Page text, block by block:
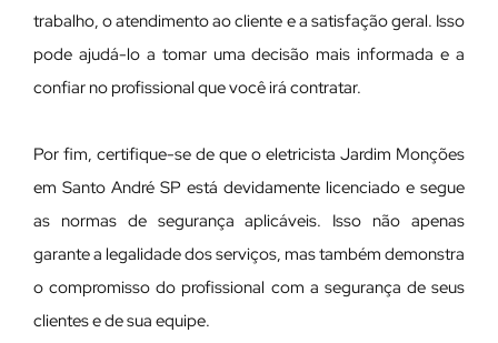
trabalho, o atendimento ao cliente e a satisfação geral. Isso
pode ajudá-lo a tomar uma decisão mais informada e a
confiar no profissional que você irá contratar.
Por fim, certifique-se de que o eletricista Jardim Monções
em Santo André SP está devidamente licenciado e segue
as normas de segurança aplicáveis. Isso não apenas
garante a legalidade dos serviços, mas também demonstra
o compromisso do profissional com a segurança de seus
clientes e de sua equipe.